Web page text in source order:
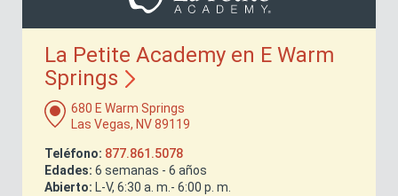
La Petite Academy en E Warm
Springs
680 E Warm Springs
Las Vegas, NV 89119
Teléfono: 877.861.5078
Edades: 6 semanas - 6 años
Abierto: L-V, 6:30 a. m.- 6:00 p. m.